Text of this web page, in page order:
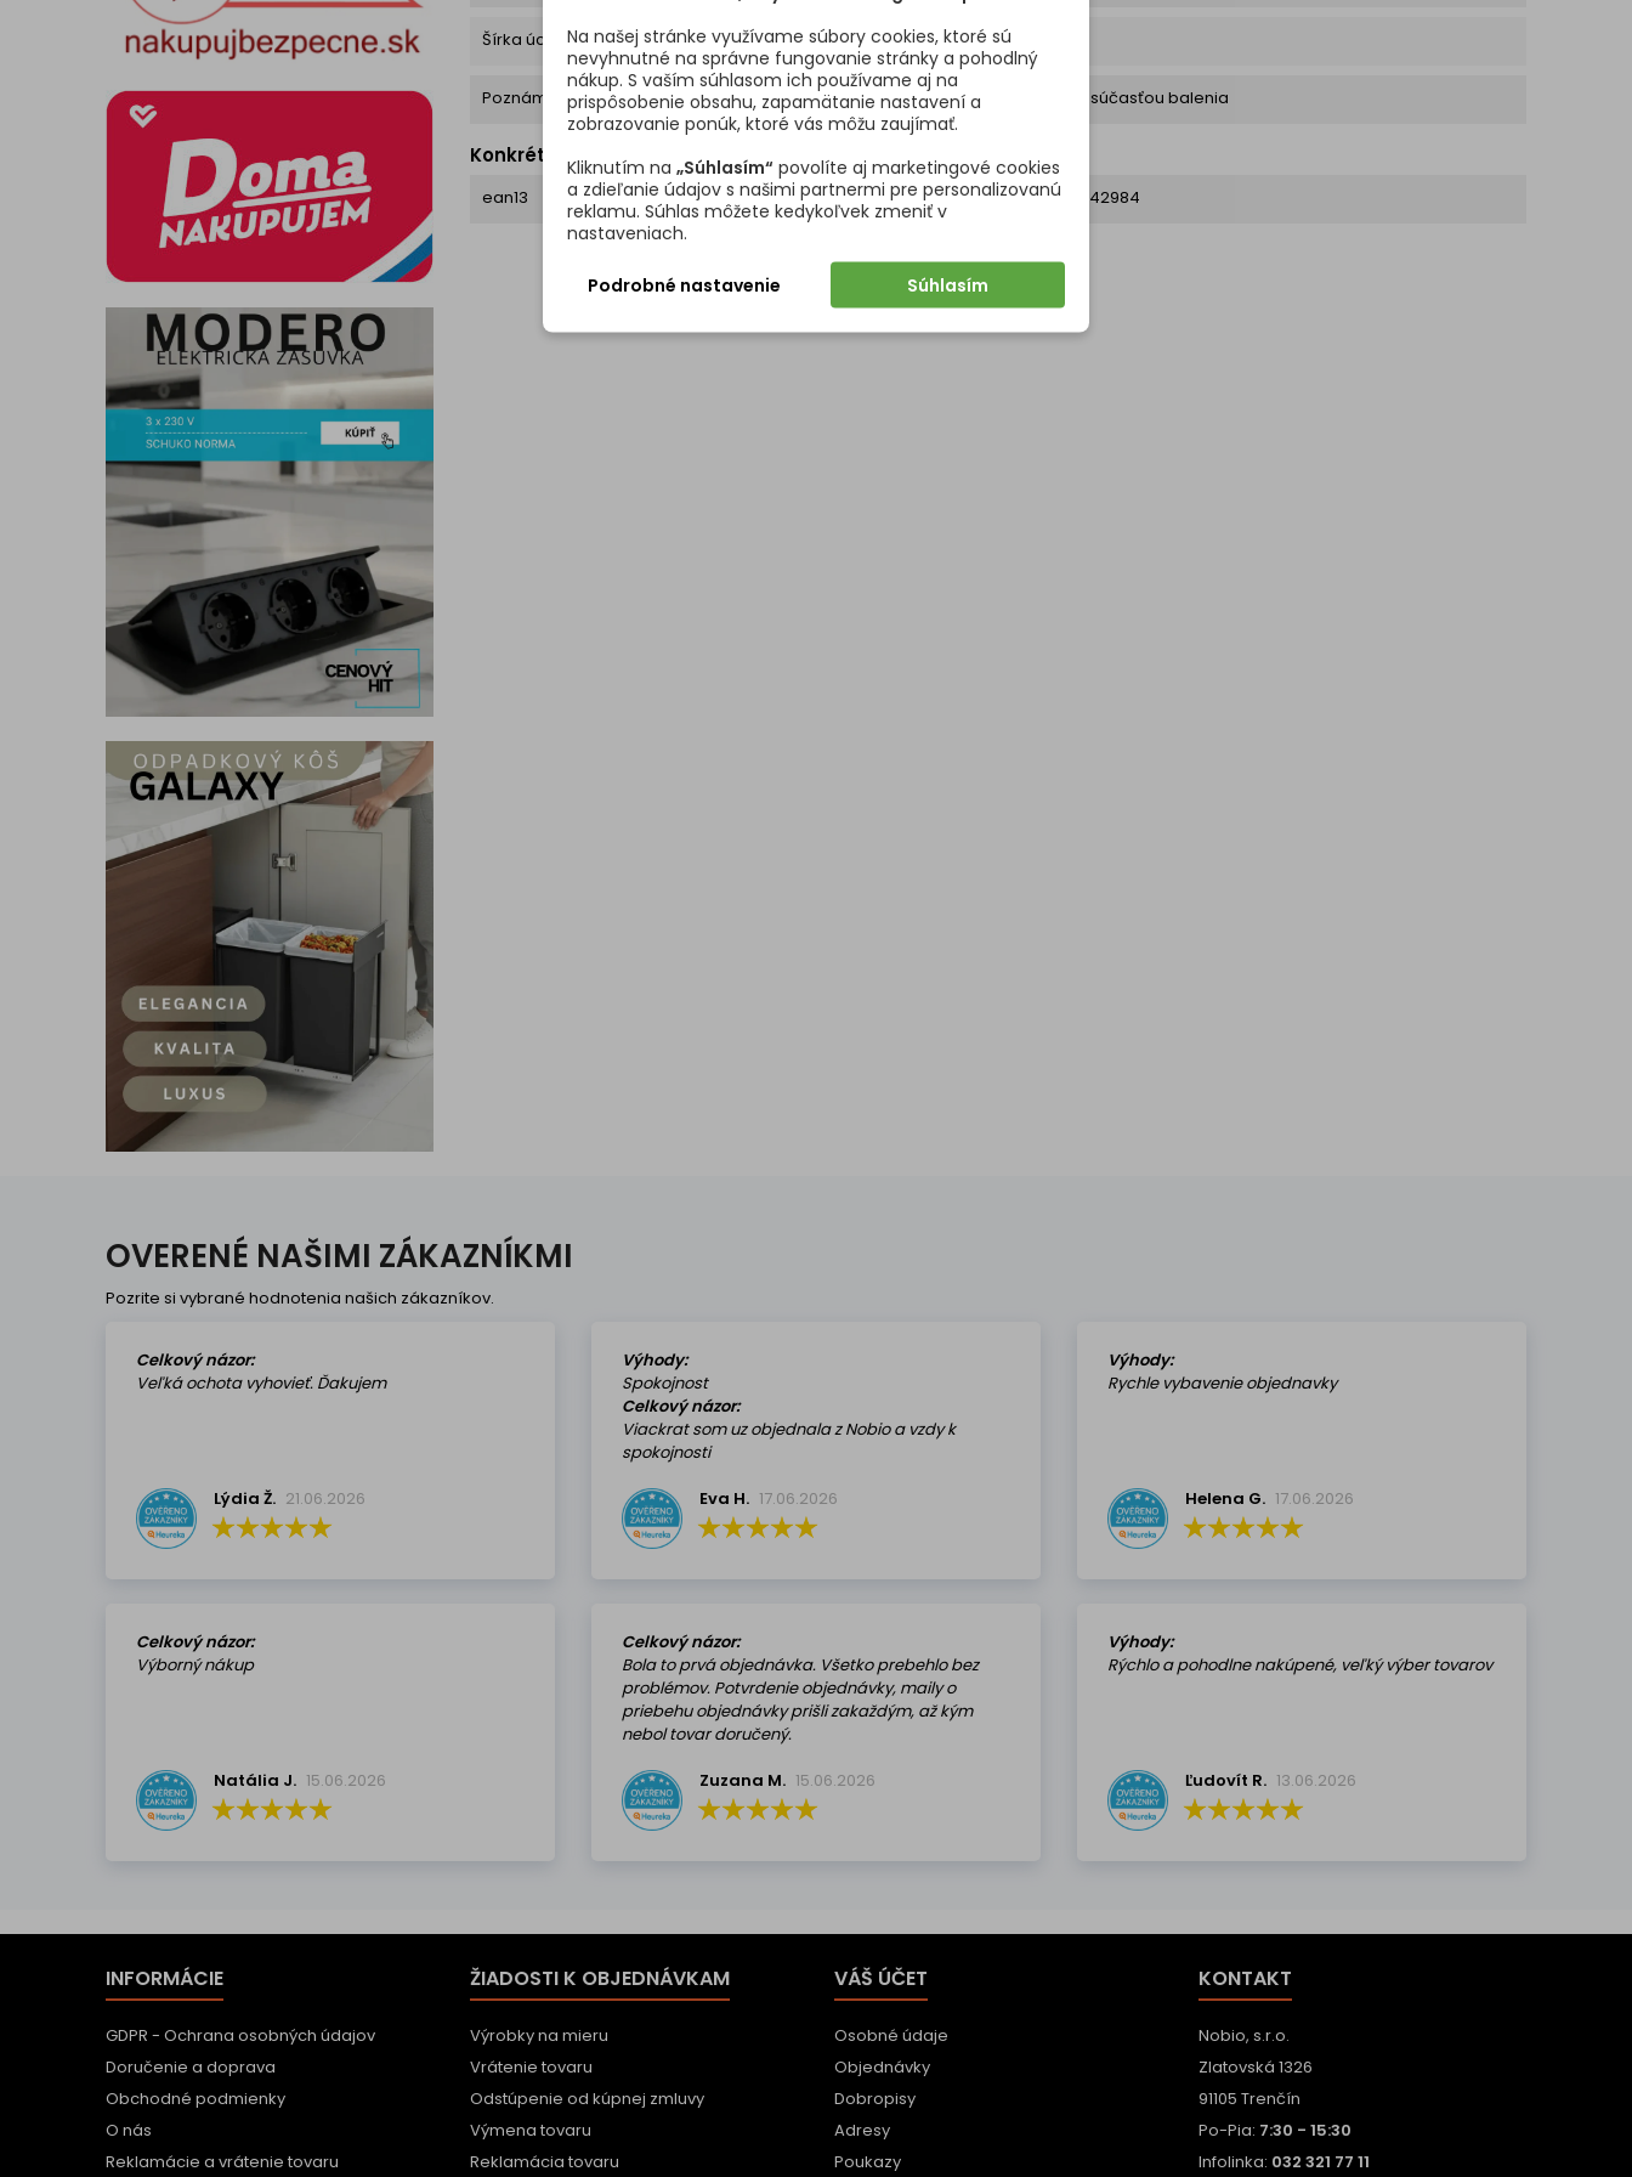
Šírka úchytky (D) Ø 20 mm
Poznámka Skrutka je súčasťou balenia
Konkrétne odkazy
ean13 8596492042984
OVERENÉ NAŠIMI ZÁKAZNÍKMI
Pozrite si vybrané hodnotenia našich zákazníkov.
Celkový názor:
Veľká ochota vyhovieť. Ďakujem
Lýdia Ž. 21.06.2026
Výhody:
Spokojnost
Celkový názor:
Viackrat som uz objednala z Nobio a vzdy k
spokojnosti
Eva H. 17.06.2026
Výhody:
Rychle vybavenie objednavky
Helena G. 17.06.2026
Celkový názor:
Výborný nákup
Natália J. 15.06.2026
Celkový názor:
Bola to prvá objednávka. Všetko prebehlo bez
problémov. Potvrdenie objednávky, maily o
priebehu objednávky prišli zakaždým, až kým
nebol tovar doručený.
Zuzana M. 15.06.2026
Výhody:
Rýchlo a pohodlne nakúpené, veľký výber tovarov
Ľudovít R. 13.06.2026
INFORMÁCIE
GDPR - Ochrana osobných údajov
Doručenie a doprava
Obchodné podmienky
O nás
Reklamácie a vrátenie tovaru
ŽIADOSTI K OBJEDNÁVKAM
Výrobky na mieru
Vrátenie tovaru
Odstúpenie od kúpnej zmluvy
Výmena tovaru
Reklamácia tovaru
VÁŠ ÚČET
Osobné údaje
Objednávky
Dobropisy
Adresy
Poukazy
KONTAKT
Nobio, s.r.o.
Zlatovská 1326
91105 Trenčín
Po-Pia: 7:30 - 15:30
Infolinka: 032 321 77 11
Na našej stránke využívame súbory cookies, ktoré sú
nevyhnutné na správne fungovanie stránky a pohodlný
nákup. S vaším súhlasom ich používame aj na
prispôsobenie obsahu, zapamätanie nastavení a
zobrazovanie ponúk, ktoré vás môžu zaujímať.
Kliknutím na „Súhlasím“ povolíte aj marketingové cookies
a zdieľanie údajov s našimi partnermi pre personalizovanú
reklamu. Súhlas môžete kedykoľvek zmeniť v
nastaveniach.
Podrobné nastavenie Súhlasím